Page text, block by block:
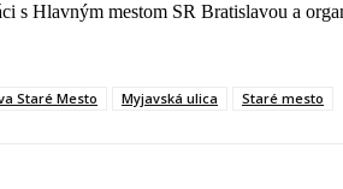
s Hlavným mestom SR Bratislavou a
Staré Mesto Myjavská ulica Staré mesto